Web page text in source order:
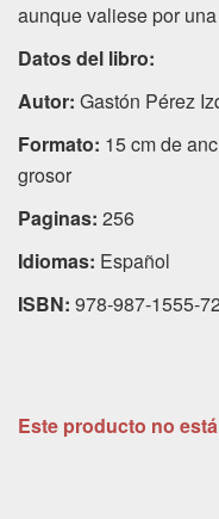
aunque valiese por
Datos del libro:
Autor: Gastón Pérez
Formato: 15 cm de
grosor
Paginas: 256
Idiomas: Español
ISBN: 978-987-1555-
Este producto no